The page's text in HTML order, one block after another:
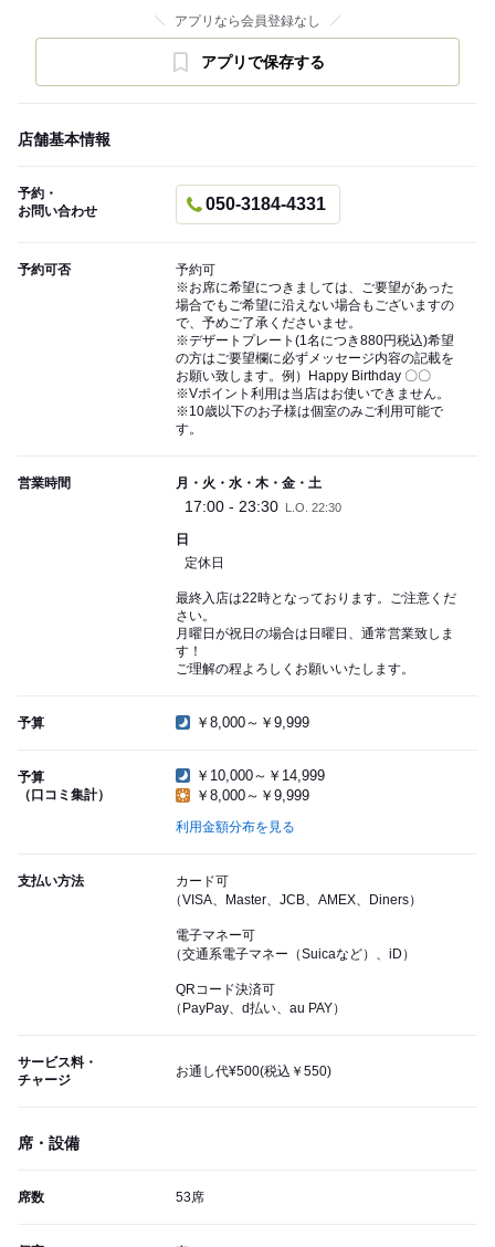
アプリなら会員登録なし
アプリで保存する
店舗基本情報
予約・
お問い合わせ
050-3184-4331
予約可否
予約可
※お席に希望につきましては、ご要望があった
場合でもご希望に沿えない場合もございますの
で、予めご了承くださいませ。
※デザートプレート(1名につき880円税込)希望
の方はご要望欄に必ずメッセージ内容の記載を
お願い致します。例）Happy Birthday 〇〇
※Vポイント利用は当店はお使いできません。
※10歳以下のお子様は個室のみご利用可能で
す。
営業時間 月・火・水・木・金・土
17:00 - 23:30 L.O. 22:30
日
定休日
最終入店は22時となっております。ご注意くだ
さい。
月曜日が祝日の場合は日曜日、通常営業致しま
す！
ご理解の程よろしくお願いいたします。
予算 ￥8,000～￥9,999
予算
（口コミ集計）
￥10,000～￥14,999
￥8,000～￥9,999
利用金額分布を見る
支払い方法
カード可
（VISA、Master、JCB、AMEX、Diners）
電子マネー可
（交通系電子マネー（Suicaなど）、iD）
QRコード決済可
（PayPay、d払い、au PAY）
サービス料・
チャージ
お通し代¥500(税込￥550)
席・設備
席数 53席